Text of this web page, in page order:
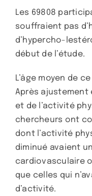
Les 69808
souffraient pas
d’hypercho-
début de l’étude.
L’âge moyen de
Après ajustement
et de l’activité
chercheurs ont
dont l’activité
diminué avaient
cardiovasculaire
que celles qui
d’activité.